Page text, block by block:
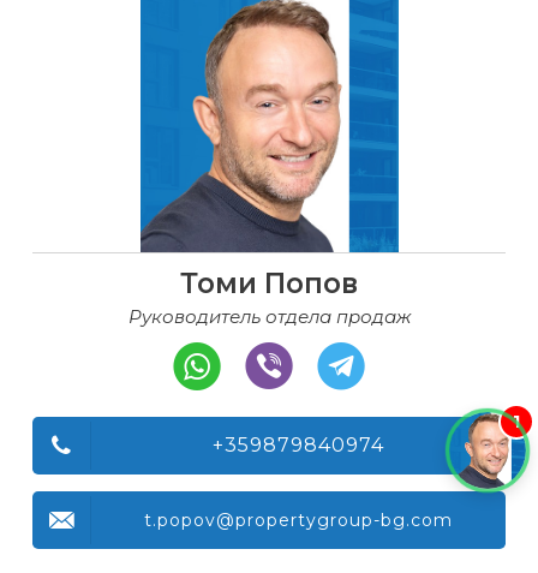
Томи Попов
Руководитель отдела продаж
+359879840974
t.popov@propertygroup-bg.com
1